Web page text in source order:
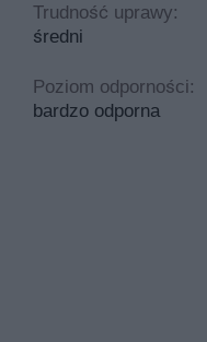
Trudność uprawy:
średni
Poziom odporności:
bardzo odporna